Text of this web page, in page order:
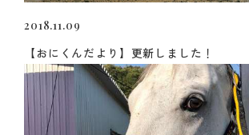
2018.11.09
【おにくんだより】更新しました！